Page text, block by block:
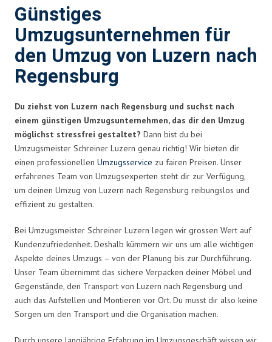
Günstiges
Umzugsunternehmen für
den Umzug von Luzern nach
Regensburg
Du ziehst von Luzern nach Regensburg und suchst nach
einem günstigen Umzugsunternehmen, das dir den Umzug
möglichst stressfrei gestaltet? Dann bist du bei
Umzugsmeister Schreiner Luzern genau richtig! Wir bieten dir
einen professionellen Umzugsservice zu fairen Preisen. Unser
erfahrenes Team von Umzugsexperten steht dir zur Verfügung,
um deinen Umzug von Luzern nach Regensburg reibungslos und
effizient zu gestalten.
Bei Umzugsmeister Schreiner Luzern legen wir grossen Wert auf
Kundenzufriedenheit. Deshalb kümmern wir uns um alle wichtigen
Aspekte deines Umzugs – von der Planung bis zur Durchführung.
Unser Team übernimmt das sichere Verpacken deiner Möbel und
Gegenstände, den Transport von Luzern nach Regensburg und
auch das Aufstellen und Montieren vor Ort. Du musst dir also keine
Sorgen um den Transport und die Organisation machen.